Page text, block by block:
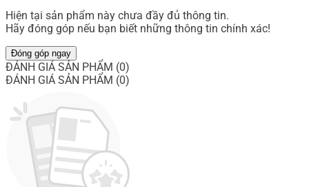
Hiện tại sản phẩm này chưa đầy đủ thông tin.
Hãy đóng góp nếu bạn biết những thông tin chính xác!
Đóng góp ngay
ĐÁNH GIÁ SẢN PHẨM (0)
ĐÁNH GIÁ SẢN PHẨM (0)